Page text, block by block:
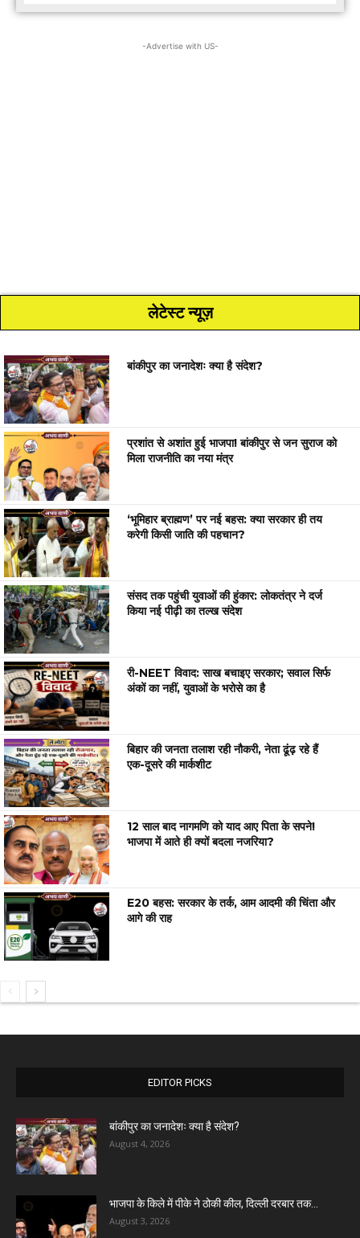
-Advertise with US-
लेटेस्ट न्यूज़
बांकीपुर का जनादेशः क्या है संदेश?
प्रशांत से अशांत हुई भाजपा! बांकीपुर से जन सुराज को
मिला राजनीति का नया मंत्र
‘भूमिहार ब्राह्मण’ पर नई बहस: क्या सरकार ही तय
करेगी किसी जाति की पहचान?
संसद तक पहुंची युवाओं की हुंकार: लोकतंत्र ने दर्ज
किया नई पीढ़ी का तल्ख संदेश
री-NEET विवाद: साख बचाइए सरकार; सवाल सिर्फ
अंकों का नहीं, युवाओं के भरोसे का है
बिहार की जनता तलाश रही नौकरी, नेता ढूंढ़ रहे हैं
एक-दूसरे की मार्कशीट
12 साल बाद नागमणि को याद आए पिता के सपने!
भाजपा में आते ही क्यों बदला नजरिया?
E20 बहस: सरकार के तर्क, आम आदमी की चिंता और
आगे की राह
EDITOR PICKS
बांकीपुर का जनादेशः क्या है संदेश?
August 4, 2026
भाजपा के किले में पीके ने ठोकी कील, दिल्ली दरबार तक...
August 3, 2026